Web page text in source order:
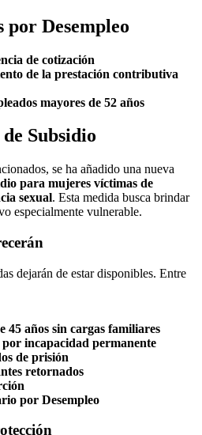
por Desempleo
de cotización
de la prestación contributiva
mayores de 52 años
Subsidio
se ha añadido una nueva
para mujeres víctimas de
sexual. Esta medida busca brindar
especialmente vulnerable.
dejarán de estar disponibles. Entre
45 años sin cargas familiares
incapacidad permanente
de prisión
retornados
por Desempleo